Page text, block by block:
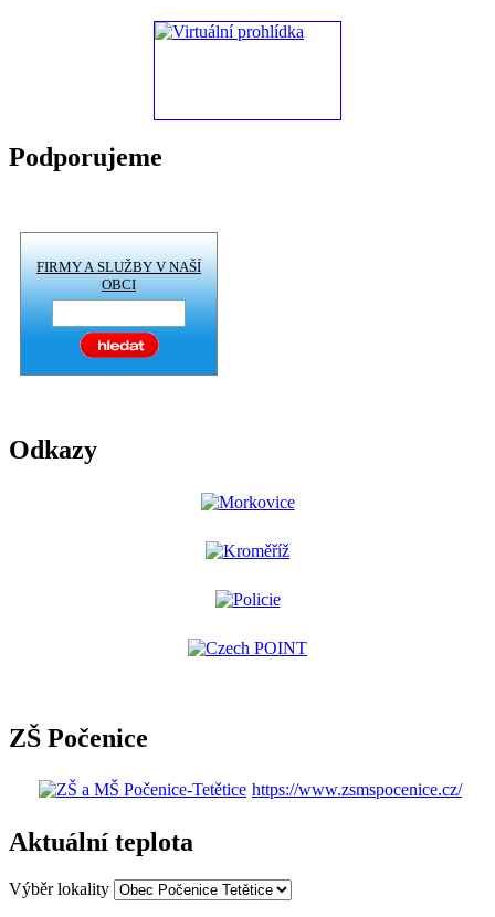
Podporujeme
FIRMY A SLUŽBY V NAŠÍ
OBCI
Odkazy
ZŠ Počenice
https://www.zsmspocenice.cz/
Aktuální teplota
Výběr lokality